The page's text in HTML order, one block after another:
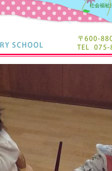
社会福祉